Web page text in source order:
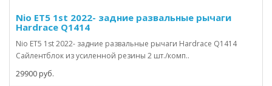
Nio ET5 1st 2022- задние развальные рычаги
Hardrace Q1414
Nio ET5 1st 2022- задние развальные рычаги Hardrace Q1414
Сайлентблок из усиленной резины 2 шт./комп..
29900 руб.